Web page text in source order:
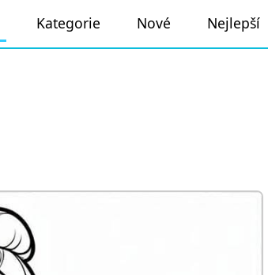
Kategorie Nové Nejlepší